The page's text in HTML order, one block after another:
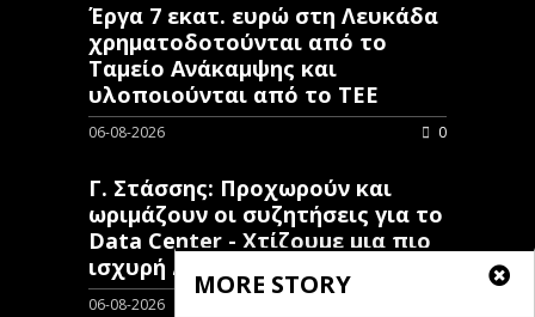
MORE STORY
Έργα 7 εκατ. ευρώ στη Λευκάδα
χρηματοδοτούνται από το
Ταμείο Ανάκαμψης και
υλοποιούνται από το ΤΕΕ
06-08-2026 0
Γ. Στάσσης: Προχωρούν και
ωριμάζουν οι συζητήσεις για το
Data Center - Χτίζουμε μια πιο
ισχυρή ΔΕΗ
06-08-2026